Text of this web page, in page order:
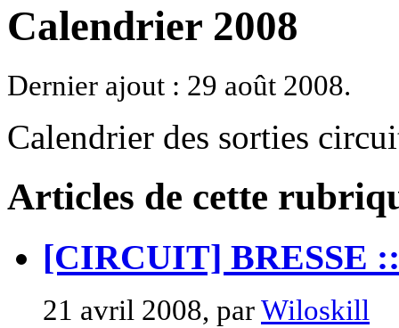
Calendrier 2008
Dernier ajout : 29 août 2008.
Calendrier des sorties
Articles de cette
[CIRCUIT] BRESSE
21 avril 2008, parWiloskill